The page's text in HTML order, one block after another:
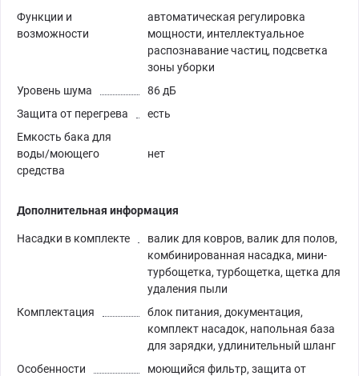
Функции и
возможности
автоматическая регулировка
мощности, интеллектуальное
распознавание частиц, подсветка
зоны уборки
Уровень шума
86 дБ
Защита от перегрева
есть
Емкость бака для
воды/моющего
средства
нет
Дополнительная информация
Насадки в комплекте
валик для ковров, валик для полов,
комбинированная насадка, мини-
турбощетка, турбощетка, щетка для
удаления пыли
Комплектация
блок питания, документация,
комплект насадок, напольная база
для зарядки, удлинительный шланг
Особенности
моющийся фильтр, защита от